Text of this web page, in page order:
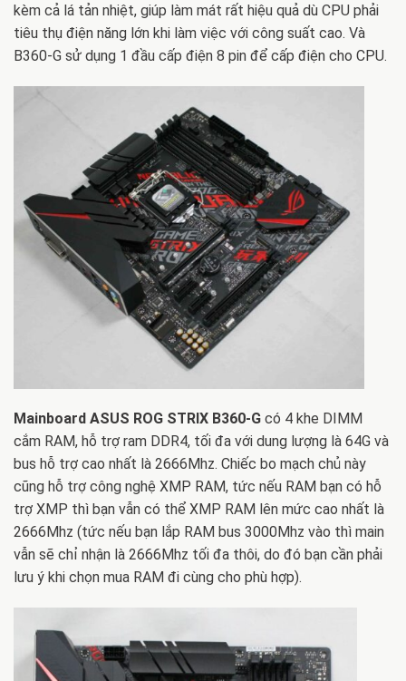
kèm cả lá tản nhiệt, giúp làm mát rất hiệu quả dù CPU phải
tiêu thụ điện năng lớn khi làm việc với công suất cao. Và
B360-G sử dụng 1 đầu cấp điện 8 pin để cấp điện cho CPU.
Mainboard ASUS ROG STRIX B360-G có 4 khe DIMM
cắm RAM, hỗ trợ ram DDR4, tối đa với dung lượng là 64G và
bus hỗ trợ cao nhất là 2666Mhz. Chiếc bo mạch chủ này
cũng hỗ trợ công nghệ XMP RAM, tức nếu RAM bạn có hỗ
trợ XMP thì bạn vẫn có thể XMP RAM lên mức cao nhất là
2666Mhz (tức nếu bạn lắp RAM bus 3000Mhz vào thì main
vẫn sẽ chỉ nhận là 2666Mhz tối đa thôi, do đó bạn cần phải
lưu ý khi chọn mua RAM đi cùng cho phù hợp).